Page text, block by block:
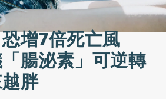
增7倍死亡風
腸泌素」可逆轉
胖